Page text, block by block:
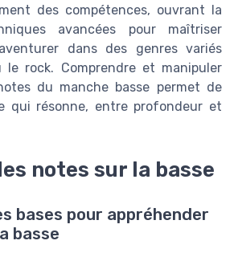
des compétences, ouvrant la
avancées pour maîtriser
dans des genres variés
rock. Comprendre et manipuler
du manche basse permet de
qui résonne, entre profondeur et
notes sur la basse
bases pour appréhender
basse